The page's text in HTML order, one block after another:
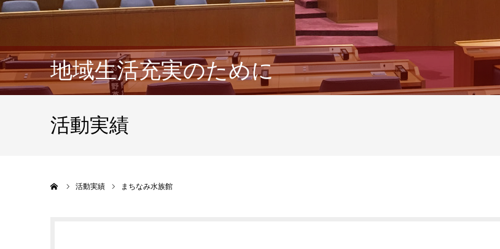
地域生活充実のために
活動実績
活動実績 まちなみ水族館